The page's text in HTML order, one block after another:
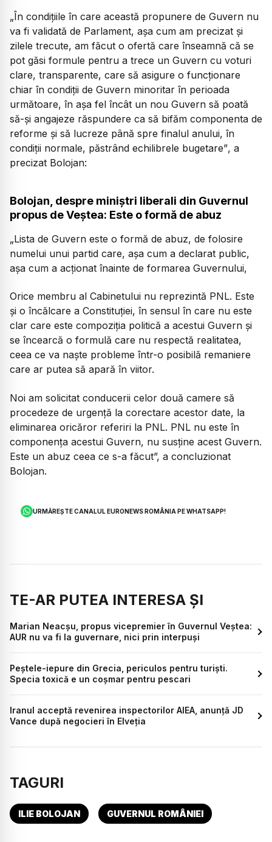
„În condițiile în care această propunere de Guvern nu
va fi validată de Parlament, așa cum am precizat și
zilele trecute, am făcut o ofertă care înseamnă că se
pot găsi formule pentru a trece un Guvern cu voturi
clare, transparente, care să asigure o funcționare
chiar în condiții de Guvern minoritar în perioada
următoare, în așa fel încât un nou Guvern să poată
să-și angajeze răspundere ca să bifăm componenta de
reforme și să lucreze până spre finalul anului, în
condiții normale, păstrând echilibrele bugetare”, a
precizat Bolojan:
Bolojan, despre miniștri liberali din Guvernul
propus de Veștea: Este o formă de abuz
„Lista de Guvern este o formă de abuz, de folosire
numelui unui partid care, așa cum a declarat public,
așa cum a acționat înainte de formarea Guvernului,
Orice membru al Cabinetului nu reprezintă PNL. Este
și o încălcare a Constituției, în sensul în care nu este
clar care este compoziția politică a acestui Guvern și
se încearcă o formulă care nu respectă realitatea,
ceea ce va naște probleme într-o posibilă remaniere
care ar putea să apară în viitor.
Noi am solicitat conducerii celor două camere să
procedeze de urgență la corectare acestor date, la
eliminarea oricăror referiri la PNL. PNL nu este în
componența acestui Guvern, nu susține acest Guvern.
Este un abuz ceea ce s-a făcut”, a concluzionat
Bolojan.
URMĂREȘTE CANALUL EURONEWS ROMÂNIA PE WHATSAPP!
TE-AR PUTEA INTERESA ȘI
Marian Neacșu, propus vicepremier în Guvernul Veștea:
AUR nu va fi la guvernare, nici prin interpuși
Peștele-iepure din Grecia, periculos pentru turiști.
Specia toxică e un coșmar pentru pescari
Iranul acceptă revenirea inspectorilor AIEA, anunță JD
Vance după negocieri în Elveția
TAGURI
ILIE BOLOJAN GUVERNUL ROMÂNIEI